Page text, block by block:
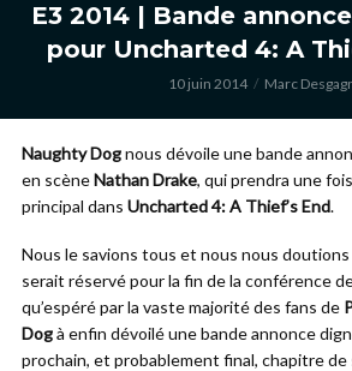
E3 2014 | Bande
pour Uncharted 4: A
10 juin 2014 Marc
Naughty Dognous dévoile une bande
en scèneNathan Drake, qui prendra une
principal dans Uncharted 4: A Thief’s End.
Nous le savions tous et nous nous
serait réservé pour la fin de la conférence
qu’espéré par la vaste majorité des fans de
Dogà enfin dévoilé une bande annonce
prochain, et probablement final, chapitre de